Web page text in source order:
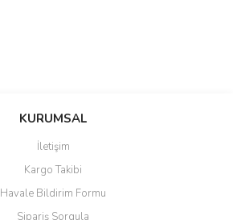
KURUMSAL
İletişim
Kargo Takibi
Havale Bildirim Formu
Sipariş Sorgula